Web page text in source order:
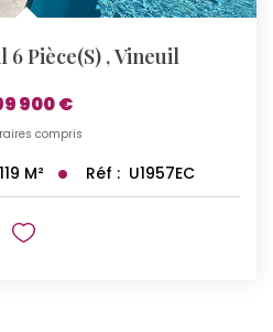
6 Pièce(s) ,Vineuil
900 €
compris
119 M² Réf : U1957EC